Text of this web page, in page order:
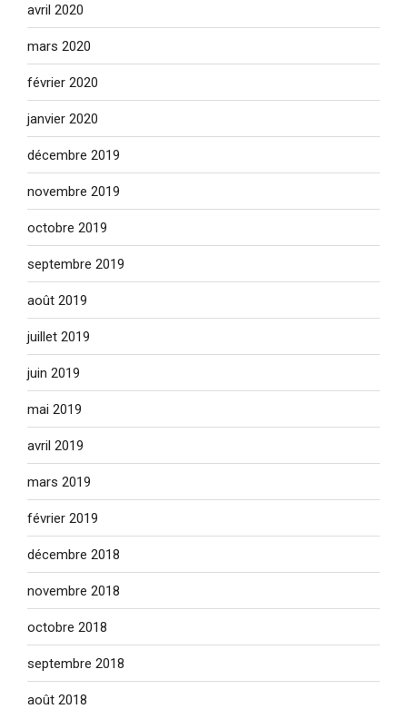
avril 2020
mars 2020
février 2020
janvier 2020
décembre 2019
novembre 2019
octobre 2019
septembre 2019
août 2019
juillet 2019
juin 2019
mai 2019
avril 2019
mars 2019
février 2019
décembre 2018
novembre 2018
octobre 2018
septembre 2018
août 2018